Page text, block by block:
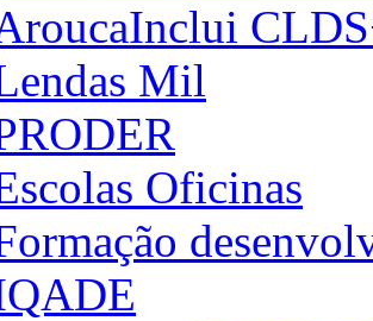
Mil
Oficinas